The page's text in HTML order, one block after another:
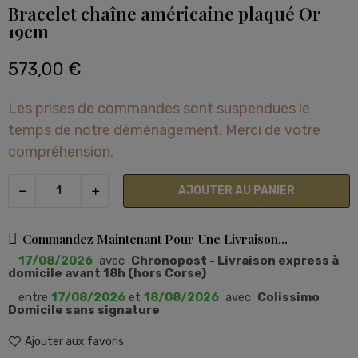
Bracelet chaîne américaine plaqué Or
19cm
573,00 €
Les prises de commandes sont suspendues le
temps de notre déménagement. Merci de votre
compréhension.
AJOUTER AU PANIER
Commandez Maintenant Pour Une Livraison...
17/08/2026 avec Chronopost - Livraison express à
domicile avant 18h (hors Corse)
entre 17/08/2026 et 18/08/2026 avec Colissimo
Domicile sans signature
Ajouter aux favoris